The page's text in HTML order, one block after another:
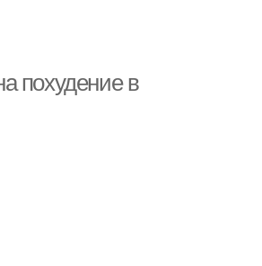
похудение в